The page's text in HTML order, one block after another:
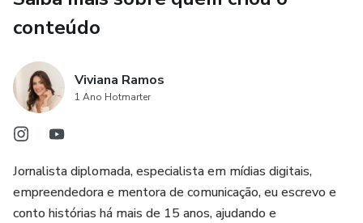
conteúdo
Viviana Ramos
1 Ano Hotmarter
Jornalista diplomada, especialista em mídias digitais,
empreendedora e mentora de comunicação, eu escrevo e
conto histórias há mais de 15 anos, ajudando e